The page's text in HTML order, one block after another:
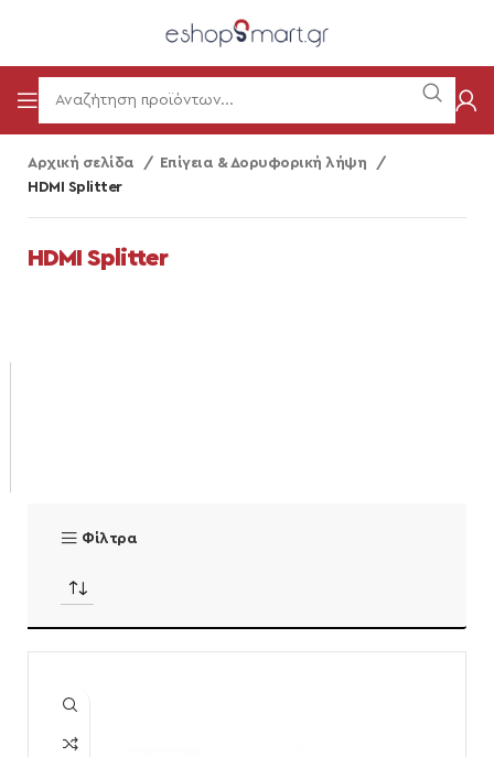
Αρχική σελίδα
Επίγεια & Δορυφορική λήψη
HDMI Splitter
HDMI Splitter
Φίλτρα